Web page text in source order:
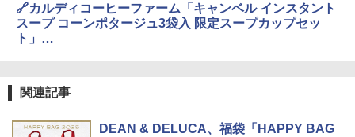
[山善] スチームオーブンレンジ 省エネ
🔗カルディコーヒーファーム「キャンベル インスタント
スープ コーンポタージュ3袋入 限定スープカップセッ
ト」
関連記事
DEAN & DELUCA、福袋「HAPPY BAG